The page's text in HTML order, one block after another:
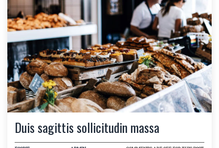
Duis sagittis sollicitudin massa